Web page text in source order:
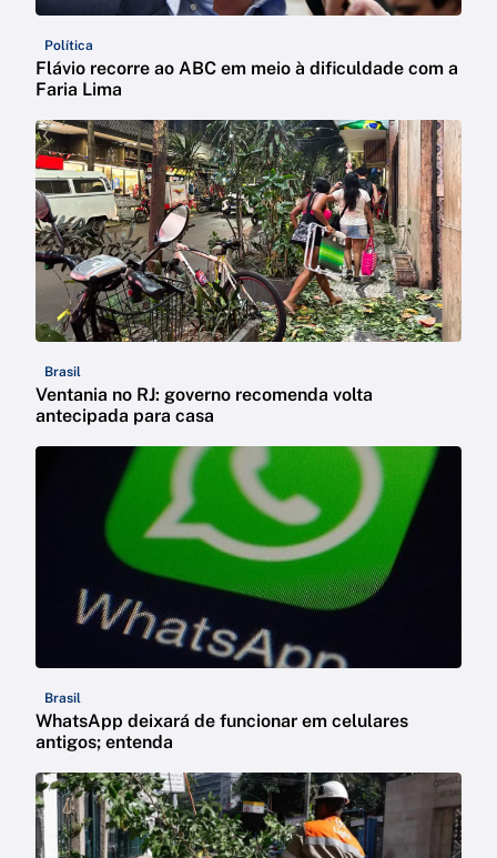
Política
Flávio recorre ao ABC em meio à dificuldade com a
Faria Lima
Brasil
Ventania no RJ: governo recomenda volta
antecipada para casa
Brasil
WhatsApp deixará de funcionar em celulares
antigos; entenda